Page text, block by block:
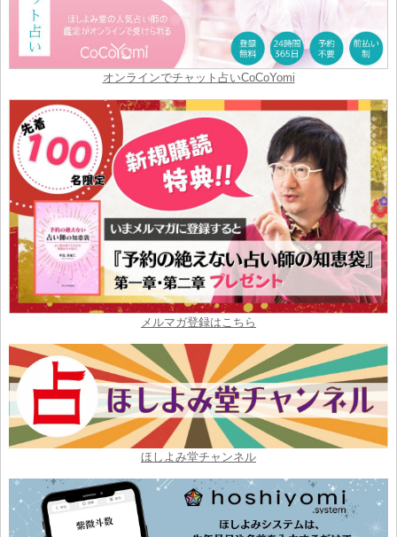
オンラインでチャット占いCoCoYomi
メルマガ登録はこちら
ほしよみ堂チャンネル